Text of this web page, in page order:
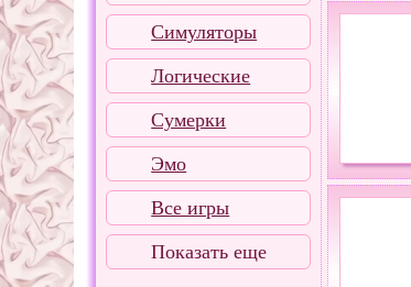
Симуляторы
Логические
Сумерки
Эмо
Все игры
Показать еще